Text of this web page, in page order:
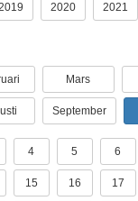
2020 2021
Mars
September
4 5 6
15 16 17